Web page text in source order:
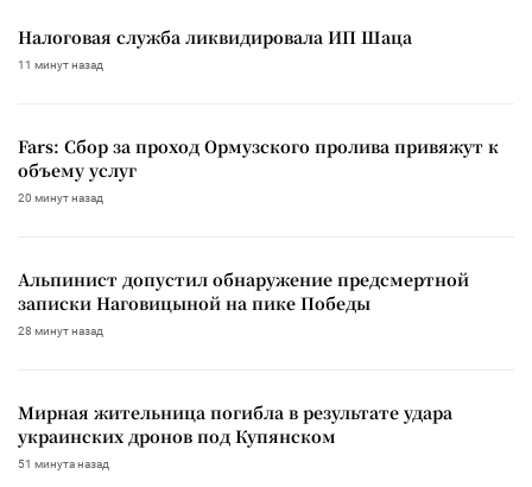
Налоговая служба ликвидировала ИП Шаца
11 минут назад
Fars: Сбор за проход Ормузского пролива привяжут к
объему услуг
20 минут назад
Альпинист допустил обнаружение предсмертной
записки Наговицыной на пике Победы
28 минут назад
Мирная жительница погибла в результате удара
украинских дронов под Купянском
51 минута назад